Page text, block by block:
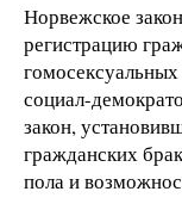
Норвежское
регистрацию
социал-
закон,
гражданских
пола и